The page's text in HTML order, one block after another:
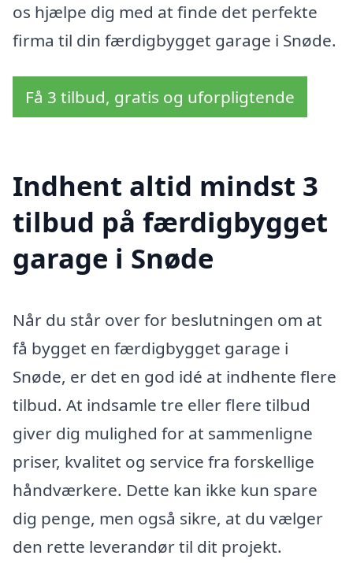
os hjælpe dig med at finde det perfekte
firma til din færdigbygget garage i Snøde.
Få 3 tilbud, gratis og uforpligtende
Indhent altid mindst 3
tilbud på færdigbygget
garage i Snøde
Når du står over for beslutningen om at
få bygget en færdigbygget garage i
Snøde, er det en god idé at indhente flere
tilbud. At indsamle tre eller flere tilbud
giver dig mulighed for at sammenligne
priser, kvalitet og service fra forskellige
håndværkere. Dette kan ikke kun spare
dig penge, men også sikre, at du vælger
den rette leverandør til dit projekt.